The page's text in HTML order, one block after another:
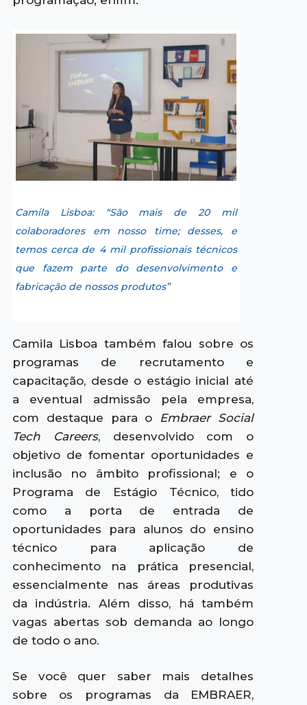
Camila Lisboa: “São mais de 20 mil
colaboradores em nosso time; desses, e
temos cerca de 4 mil profissionais técnicos
que fazem parte do desenvolvimento e
fabricação de nossos produtos”
Camila Lisboa também falou sobre os
programas de recrutamento e
capacitação, desde o estágio inicial até
a eventual admissão pela empresa,
com destaque para o Embraer Social
Tech Careers, desenvolvido com o
objetivo de fomentar oportunidades e
inclusão no âmbito profissional; e o
Programa de Estágio Técnico, tido
como a porta de entrada de
oportunidades para alunos do ensino
técnico para aplicação de
conhecimento na prática presencial,
essencialmente nas áreas produtivas
da indústria. Além disso, há também
vagas abertas sob demanda ao longo
de todo o ano.
Se você quer saber mais detalhes
sobre os programas da EMBRAER,